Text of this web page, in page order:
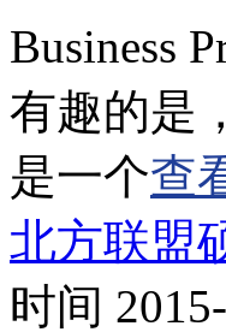
Business
有趣的是
是一个查
北方联盟
时间